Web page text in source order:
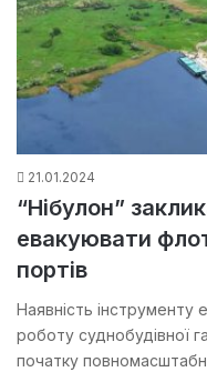
21.01.2024
“Нібулон”
евакуювати
портів
Наявність інструменту
роботу суднобудівної
початку